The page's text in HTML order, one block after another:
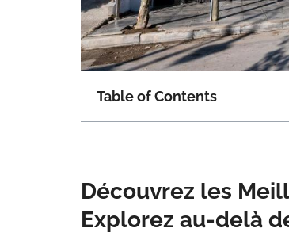
Table of Contents
Découvrez les
Explorez au-delà